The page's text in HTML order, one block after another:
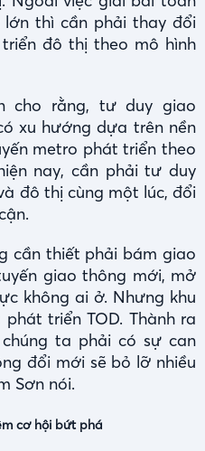
lớn thì cần phải thay đổi
đô thị theo mô hình
cho rằng, tư duy giao
xu hướng dựa trên nền
metro phát triển theo
nay, cần phải tư duy
đô thị cùng một lúc, đổi
cần thiết phải bám giao
giao thông mới, mở
không ai ở. Nhưng khu
triển TOD. Thành ra
ta phải có sự can
đổi mới sẽ bỏ lỡ nhiều
Sơn nói.
cơ hội bứt phá